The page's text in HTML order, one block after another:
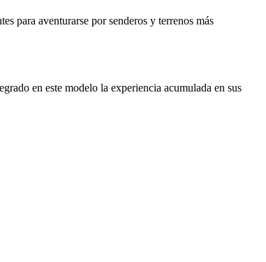
para aventurarse por senderos y terrenos más
en este modelo la experiencia acumulada en sus